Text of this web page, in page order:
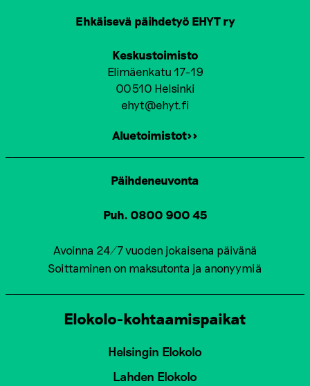
Ehkäisevä päihdetyö EHYT ry
Keskustoimisto
Elimäenkatu 17-19
00510 Helsinki
ehyt@ehyt.fi
Aluetoimistot>>
Päihdeneuvonta
Puh. 0800 900 45
Avoinna 24/7 vuoden jokaisena päivänä
Soittaminen on maksutonta ja anonyymiä
Elokolo-kohtaamispaikat
Helsingin Elokolo
Lahden Elokolo